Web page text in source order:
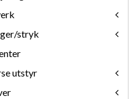
stryk
utstyr